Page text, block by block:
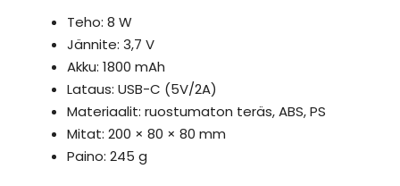
Teho: 8 W
Jännite: 3,7 V
Akku: 1800 mAh
Lataus: USB-C (5V/2A)
Materiaalit: ruostumaton teräs, ABS, PS
Mitat: 200 × 80 × 80 mm
Paino: 245 g